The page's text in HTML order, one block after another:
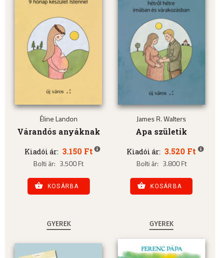
Éline Landon
Várandós anyáknak
Kiadói ár: 3.150 Ft
Bolti ár: 3.500 Ft
KOSÁRBA
James R. Walters
Apa születik
Kiadói ár: 3.520 Ft
Bolti ár: 3.800 Ft
KOSÁRBA
GYEREK GYEREK